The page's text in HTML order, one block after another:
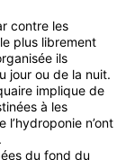
contre les
plus librement
ils
jour ou de la nuit.
implique de
à les
n’ont
du fond du